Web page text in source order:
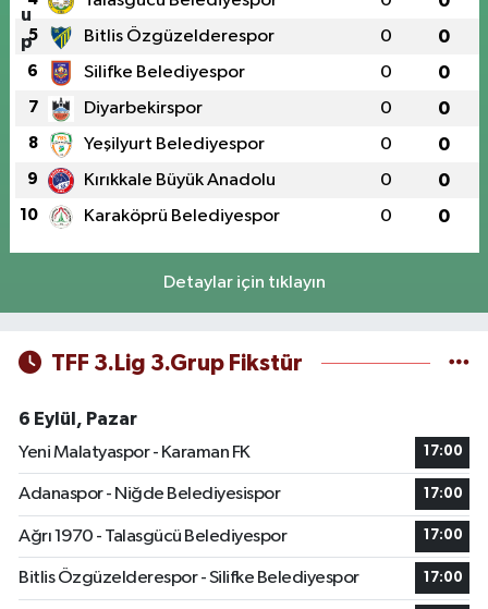
5 Bitlis Özgüzelderespor 0 0
6 Silifke Belediyespor 0 0
7 Diyarbekirspor 0 0
8 Yeşilyurt Belediyespor 0 0
9 Kırıkkale Büyük Anadolu 0 0
10 Karaköprü Belediyespor 0 0
Detaylar için tıklayın
TFF 3.Lig 3.Grup Fikstür
6 Eylül, Pazar
Yeni Malatyaspor - Karaman FK
17:00
Adanaspor - Niğde Belediyesispor 17:00
Ağrı 1970 - Talasgücü Belediyespor 17:00
Bitlis Özgüzelderespor - Silifke Belediyespor 17:00